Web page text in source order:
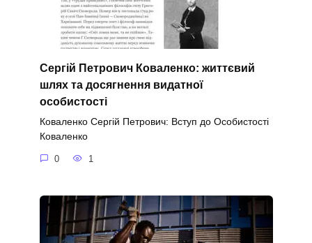
Сергій Петрович Коваленко: життєвий
шлях та досягнення видатної
особистості
Коваленко Сергій Петрович: Вступ до Особистості
Коваленко
0 1